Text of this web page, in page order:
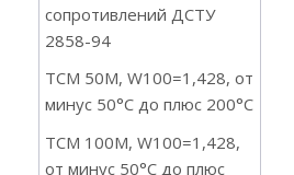
сопротивлений ДСТУ
2858-94
ТСМ 50М, W100=1,428, от
минус 50°С до плюс 200°С
ТСМ 100М, W100=1,428,
от минус 50°С до плюс